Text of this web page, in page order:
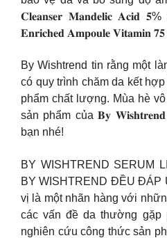
𝐂𝐥𝐞𝐚𝐧𝐬𝐞𝐫 𝐌𝐚𝐧𝐝𝐞𝐥𝐢𝐜 𝐀𝐜𝐢𝐝
𝐄𝐧𝐫𝐢𝐜𝐡𝐞𝐝 𝐀𝐦𝐩𝐨𝐮𝐥𝐞 𝐕𝐢𝐭𝐚𝐦𝐢𝐧
By Wishtrend tin rằng một
có quy trình chăm da kết
phẩm chất lượng. Mùa hè
sản phẩm của 𝐁𝐲
bạn nhé!
BY WISHTREND SERUM
BY WISHTREND ĐỀU
vị là một nhãn hàng với
các vấn đề da thường gặp
nghiên cứu công thức sản